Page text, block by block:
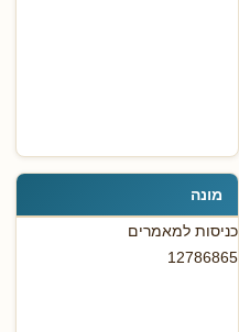
מונה
כניסות למאמרים
12786865